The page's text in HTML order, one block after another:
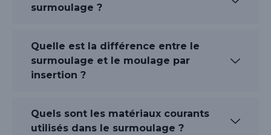
surmoulage ?
Quelle est la différence entre le
surmoulage et le moulage par
insertion ?
Quels sont les matériaux courants
utilisés dans le surmoulage ?